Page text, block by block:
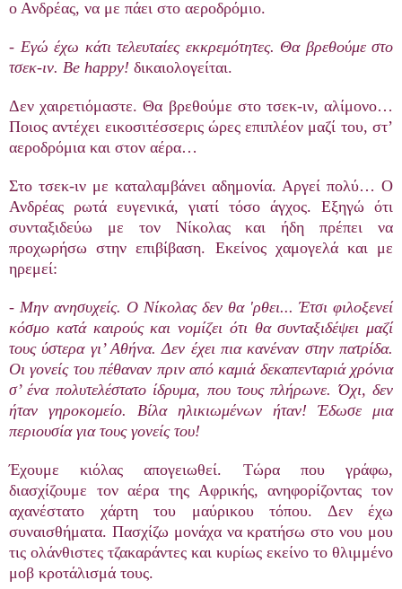
ο Ανδρέας, να με πάει στο αεροδρόμιο.
- Εγώ έχω κάτι τελευταίες εκκρεμότητες. Θα βρεθούμε στο
τσεκ-ιν. Be happy! δικαιολογείται.
Δεν χαιρετιόμαστε. Θα βρεθούμε στο τσεκ-ιν, αλίμονο…
Ποιος αντέχει εικοσιτέσσερις ώρες επιπλέον μαζί του, στ’
αεροδρόμια και στον αέρα…
Στο τσεκ-ιν με καταλαμβάνει αδημονία. Αργεί πολύ… Ο
Ανδρέας ρωτά ευγενικά, γιατί τόσο άγχος. Εξηγώ ότι
συνταξιδεύω με τον Νίκολας και ήδη πρέπει να
προχωρήσω στην επιβίβαση. Εκείνος χαμογελά και με
ηρεμεί:
- Μην ανησυχείς. Ο Νίκολας δεν θα'ρθει... Έτσι φιλοξενεί
κόσμο κατά καιρούς και νομίζει ότι θα συνταξιδέψει μαζί
τους ύστερα γι’Αθήνα.Δεν έχει πια κανέναν στηνπατρίδα.
Οι γονείς τουπέθαναν πριν από καμιά δεκαπενταριά χρόνια
σ’έναπολυτελέστατο ίδρυμα, που τουςπλήρωνε. Όχι, δεν
ήταν γηροκομείο. Βίλα ηλικιωμένων ήταν! Έδωσε
μια
περιουσία για τους γονείς του!
Έχουμε κιόλας απογειωθεί. Τώρα που γράφω,
διασχίζουμε τον αέρα της Αφρικής, ανηφορίζοντας τον
αχανέστατο χάρτη του μαύρικου τόπου. Δεν έχω
συναισθήματα. Πασχίζω μονάχα να κρατήσω στο νου μου
τις ολάνθιστες τζακαράντες και κυρίως εκείνο το θλιμμένο
μοβ κροτάλισμά τους.